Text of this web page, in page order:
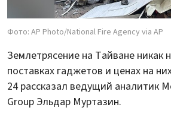
Фото: AP Photo/National Fire Agency via AP
Землетрясение на Тайване никак
поставках гаджетов и ценах на
24 рассказал ведущий аналитик
Group Эльдар Муртазин.